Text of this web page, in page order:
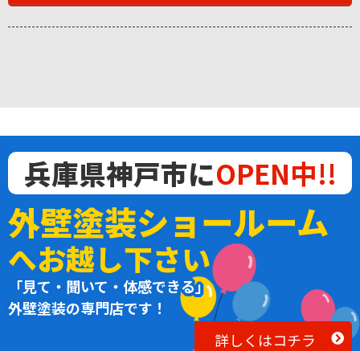
兵庫県神戸市にOPEN中!!
外壁塗装ショールーム
へお越し下さい
「見て・聞いて・体感できる」
外壁塗装の専門店です！
詳しくはコチラ